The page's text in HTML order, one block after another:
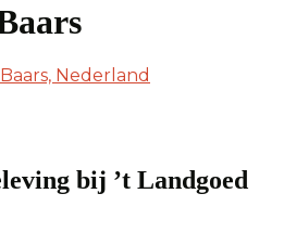
Nederland
bij ’t Landgoed